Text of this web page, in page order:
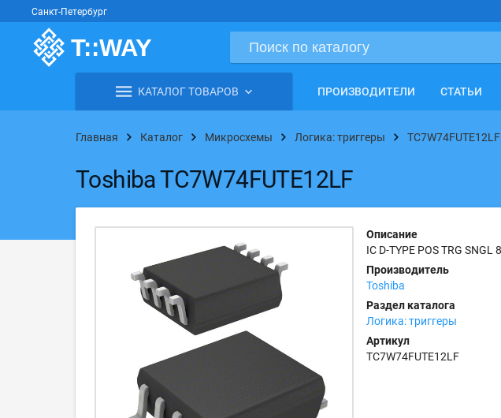
Санкт-Петербург
КАТАЛОГ ТОВАРОВ ПРОИЗВОДИТЕЛИ СТАТЬИ
Главная Каталог Микросхемы Логика: триггеры TC7W74FUTE12LF
Toshiba TC7W74FUTE12LF
Описание
IC D-TYPE POS TRG SNGL
Производитель
Toshiba
Раздел каталога
Логика: триггеры
Артикул
TC7W74FUTE12LF